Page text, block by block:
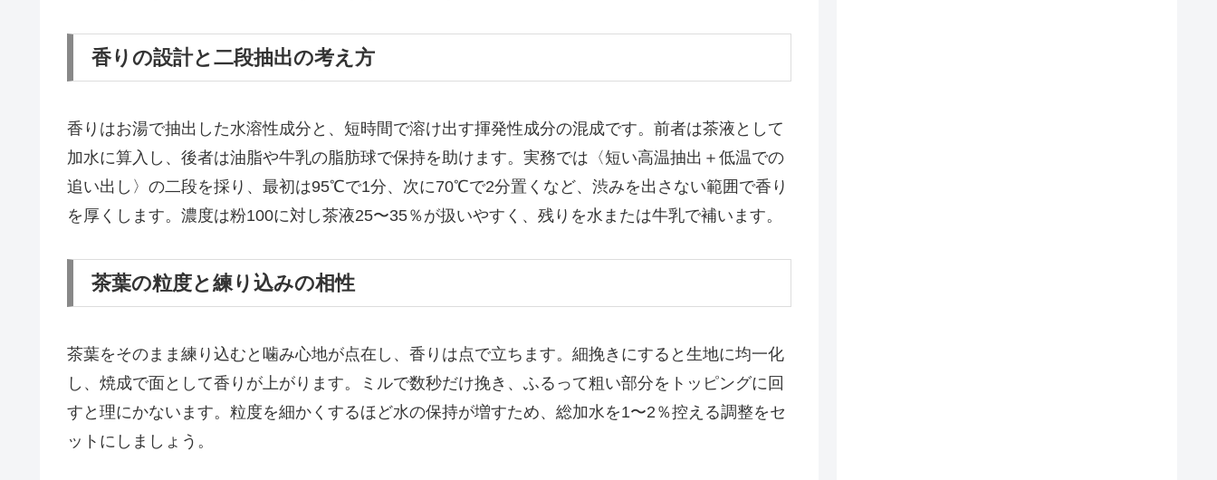
香りの設計と二段抽出の考え方
香りはお湯で抽出した水溶性成分と、短時間で溶け出す揮発性成分の混成です。前者は茶液として
加水に算入し、後者は油脂や牛乳の脂肪球で保持を助けます。実務では〈短い高温抽出＋低温での
追い出し〉の二段を採り、最初は95℃で1分、次に70℃で2分置くなど、渋みを出さない範囲で香り
を厚くします。濃度は粉100に対し茶液25〜35％が扱いやすく、残りを水または牛乳で補います。
茶葉の粒度と練り込みの相性
茶葉をそのまま練り込むと噛み心地が点在し、香りは点で立ちます。細挽きにすると生地に均一化
し、焼成で面として香りが上がります。ミルで数秒だけ挽き、ふるって粗い部分をトッピングに回
すと理にかないます。粒度を細かくするほど水の保持が増すため、総加水を1〜2％控える調整をセ
ットにしましょう。